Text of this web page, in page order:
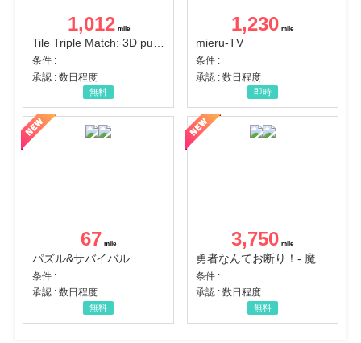
1,012
Tile Triple Match: 3D puzzle
条件 :
承認 : 数日程度
無料
1,230
mieru-TV
条件 :
承認 : 数日程度
即時
67
パズル&サバイバル
条件 :
承認 : 数日程度
無料
3,750
条件 :
承認 : 数日程度
無料